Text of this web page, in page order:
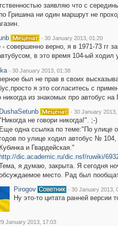
заявляю что с
Гришина ни один маршрут не
· 30 January 2013, 01:20
- совершенно верно, я в 1971-73 гг
в это время 104-ый ходил
· 30 January 2013, 01:38
был не прав в своих
я это согласитесь с
никогда из знакомых про автобус
DushaSetunb
· 30 January 2013,
не говори никогда!". ;-)
Еще одна ссылка по теме:"По улице
годов по улице ходил автобус №
Кубинка и Гвардейская."
http://dic.academic.ru/dic.nsf/ruwiki/
я думаю, закрыта. Я сегодня
место. Рад был
Pirogov
· 30 January 2013,
Ну это-то цитата ранней версии
January 2013, 17:03